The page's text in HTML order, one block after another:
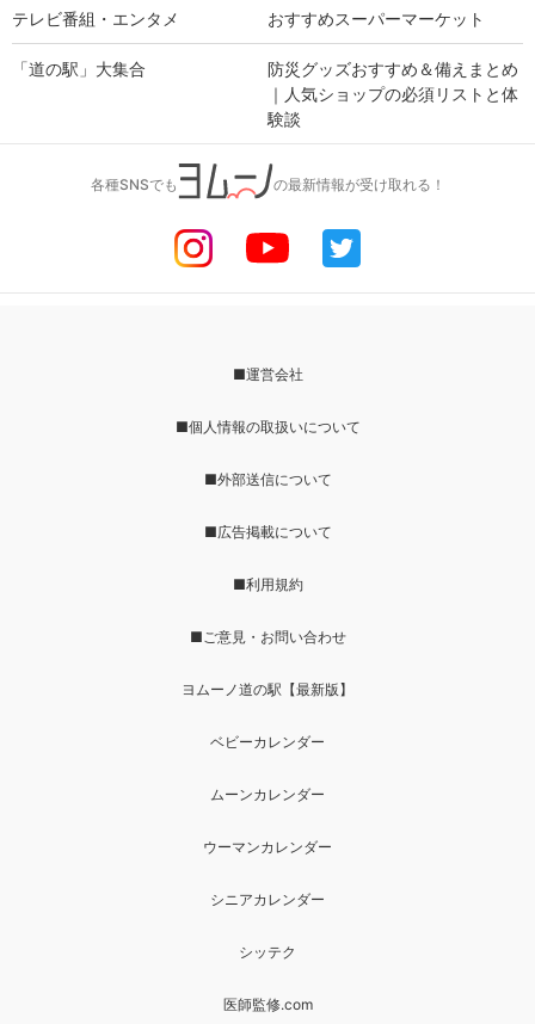
テレビ番組・エンタメ おすすめスーパーマーケット
「道の駅」大集合
防災グッズおすすめ＆備えまとめ
｜人気ショップの必須リストと体
験談
各種SNSでも の最新情報が受け取れる！
■運営会社
■個人情報の取扱いについて
■外部送信について
■広告掲載について
■利用規約
■ご意見・お問い合わせ
ヨムーノ道の駅【最新版】
ベビーカレンダー
ムーンカレンダー
ウーマンカレンダー
シニアカレンダー
シッテク
医師監修.com